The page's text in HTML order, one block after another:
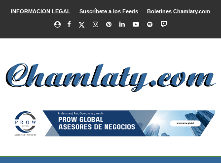
INFORMACION LEGAL Suscríbete a los Feeds Boletines Chamlaty.com